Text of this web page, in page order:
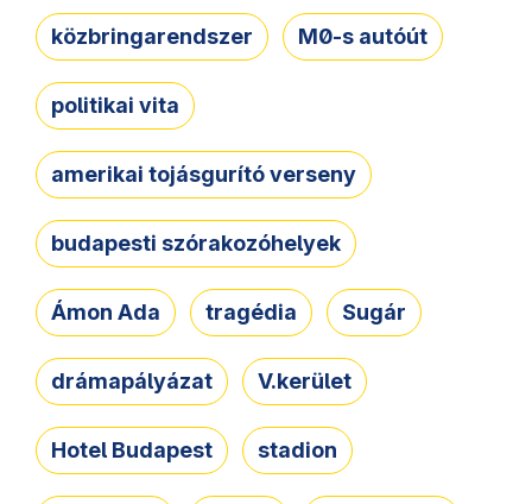
közbringarendszer M0-s autóút
politikai vita
amerikai tojásgurító verseny
budapesti szórakozóhelyek
Ámon Ada tragédia Sugár
drámapályázat V.kerület
Hotel Budapest stadion